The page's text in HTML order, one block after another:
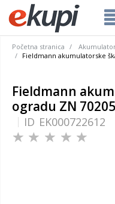
Početna stranica
Fieldmann akumulatorske
Fieldmann
ogradu ZN
ID EK000722612